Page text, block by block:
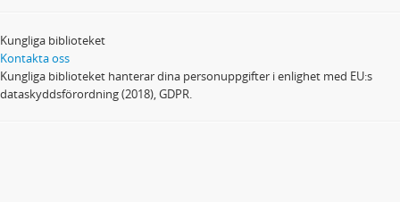
Kungliga biblioteket
Kontakta oss
Kungliga biblioteket hanterar dina personuppgifter i enlighet med EU:s
dataskyddsförordning (2018), GDPR.